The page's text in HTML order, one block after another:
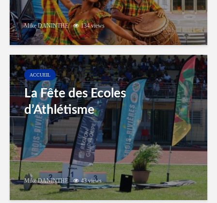
Mike DANINTHE 134 views
ACCUEIL
La Fête des Ecoles
d’Athlétisme
Mike DANINTHE 43 views